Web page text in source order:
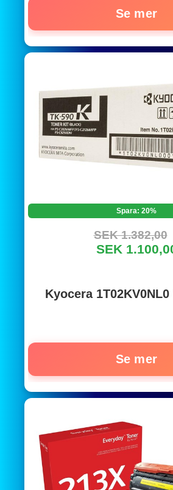
Se mer
Spara: 20%
SEK 1.382,00
SEK
Kyocera 1T02KV0NL0
Se mer